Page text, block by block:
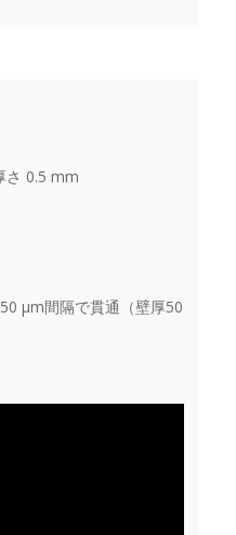
さ 0.5 mm
μm間隔で貫通（壁厚50